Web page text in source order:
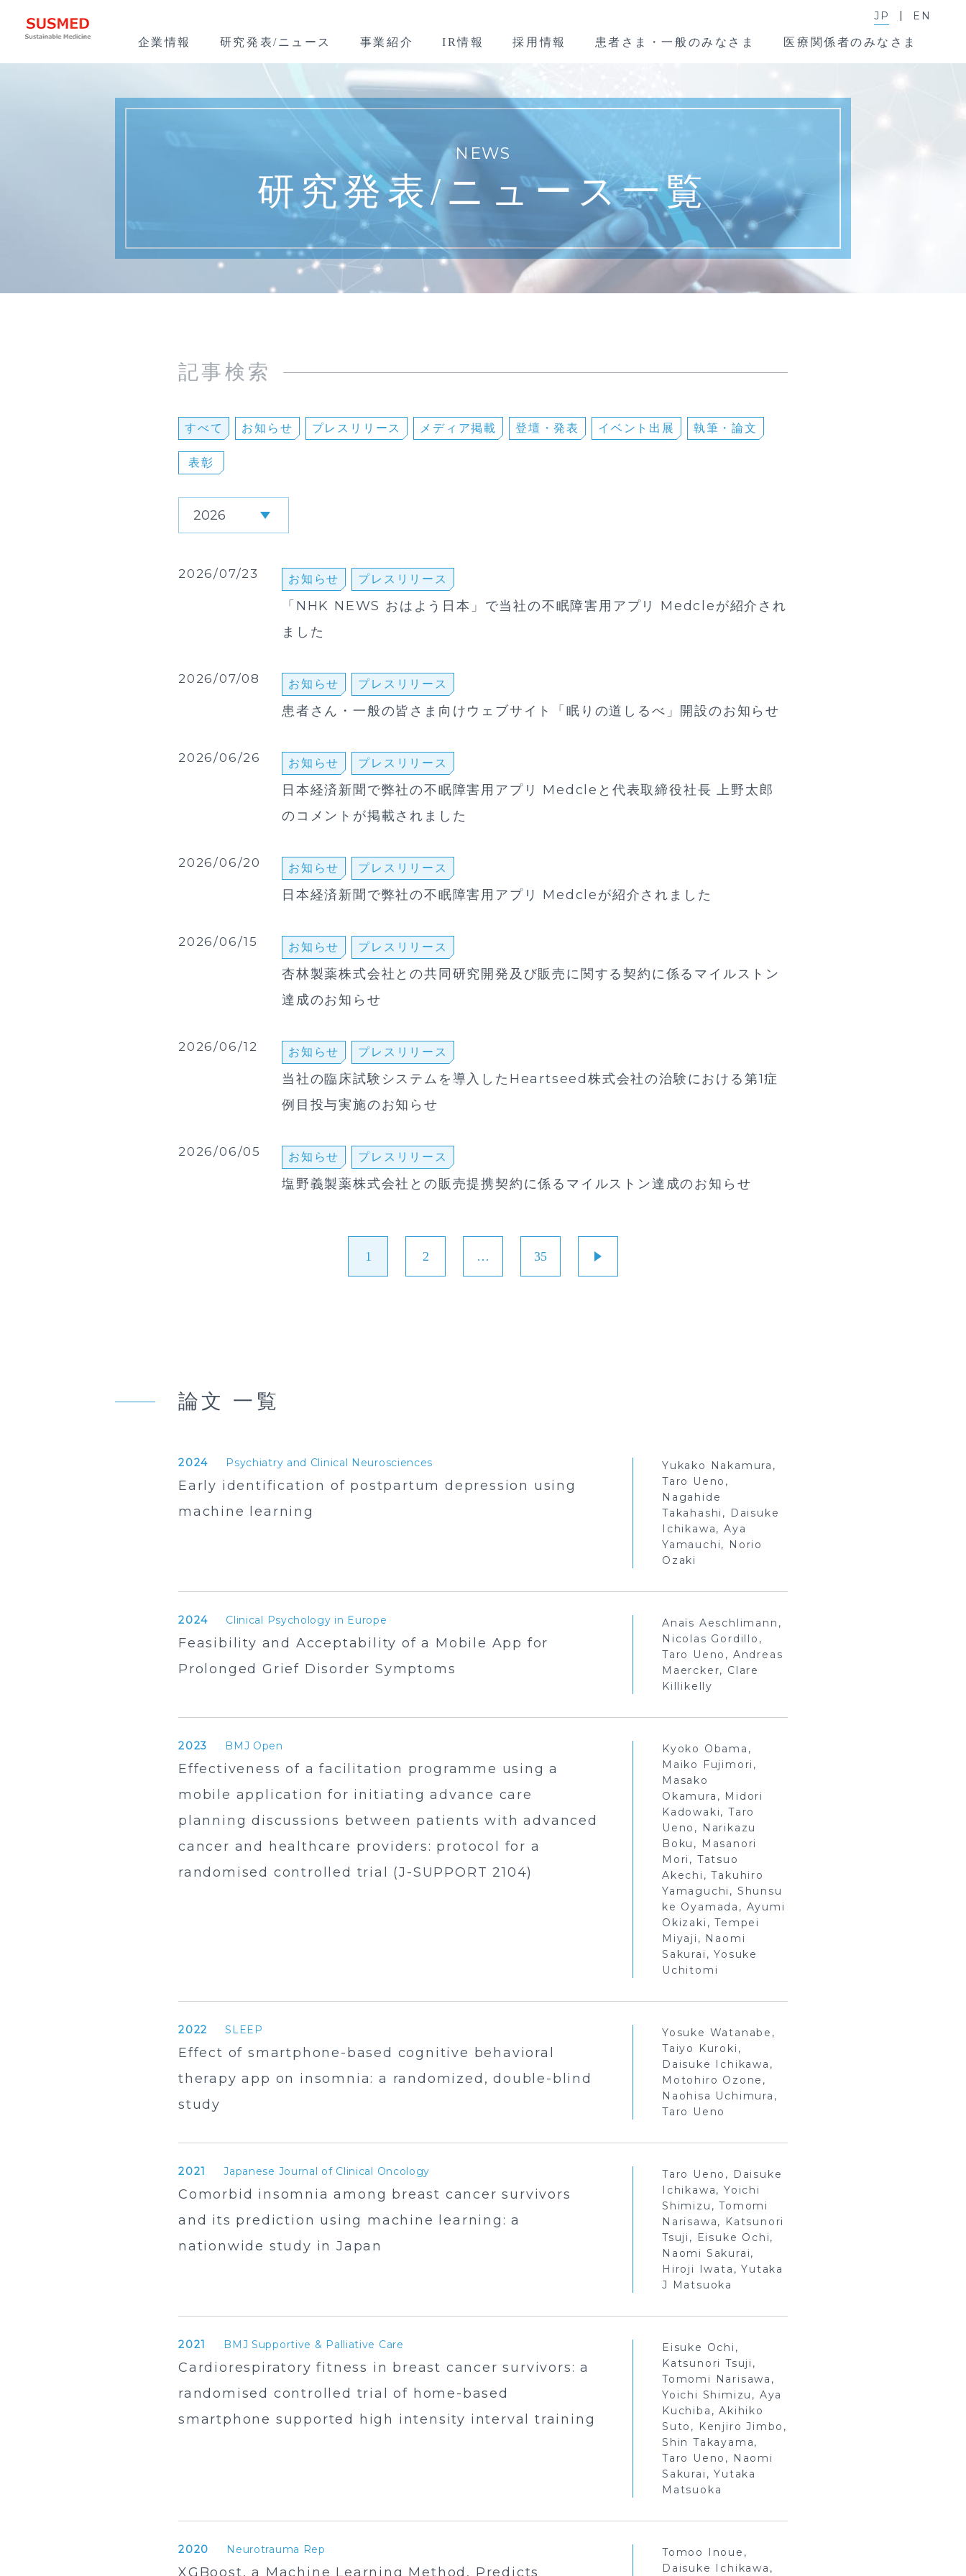
JP EN
企業情報 研究発表/ニュース 事業紹介 IR情報 採用情報 患者さま・一般のみなさま 医療関係者のみなさま
NEWS
研究発表/ニュース一覧
記事検索
すべて お知らせ プレスリリース メディア掲載 登壇・発表 イベント出展 執筆・論⽂
表彰
2026/07/23 お知らせ プレスリリース
「NHK NEWS おはよう日本」で当社の不眠障害用アプリ Medcleが紹介され
ました
2026/07/08 お知らせ プレスリリース
患者さん・一般の皆さま向けウェブサイト「眠りの道しるべ」開設のお知らせ
2026/06/26 お知らせ プレスリリース
日本経済新聞で弊社の不眠障害用アプリ Medcleと代表取締役社長 上野太郎
のコメントが掲載されました
2026/06/20 お知らせ プレスリリース
日本経済新聞で弊社の不眠障害用アプリ Medcleが紹介されました
2026/06/15 お知らせ プレスリリース
杏林製薬株式会社との共同研究開発及び販売に関する契約に係るマイルストン
達成のお知らせ
2026/06/12 お知らせ プレスリリース
当社の臨床試験システムを導入したHeartseed株式会社の治験における第1症
例目投与実施のお知らせ
2026/06/05 お知らせ プレスリリース
塩野義製薬株式会社との販売提携契約に係るマイルストン達成のお知らせ
1 2 … 35
論文 一覧
2024 Psychiatry and Clinical Neurosciences
Early identification of postpartum depression using
machine learning
Yukako Nakamura,
Taro Ueno,
Nagahide
Takahashi, Daisuke
Ichikawa, Aya
Yamauchi, Norio
Ozaki
2024 Clinical Psychology in Europe
Feasibility and Acceptability of a Mobile App for
Prolonged Grief Disorder Symptoms
Anaïs Aeschlimann,
Nicolas Gordillo,
Taro Ueno, Andreas
Maercker, Clare
Killikelly
2023 BMJ Open
Effectiveness of a facilitation programme using a
mobile application for initiating advance care
planning discussions between patients with advanced
cancer and healthcare providers: protocol for a
randomised controlled trial (J-SUPPORT 2104)
Kyoko Obama,
Maiko Fujimori,
Masako
Okamura, Midori
Kadowaki, Taro
Ueno, Narikazu
Boku, Masanori
Mori, Tatsuo
Akechi, Takuhiro
Yamaguchi, Shunsu
ke Oyamada, Ayumi
Okizaki, Tempei
Miyaji, Naomi
Sakurai, Yosuke
Uchitomi
2022 SLEEP
Effect of smartphone-based cognitive behavioral
therapy app on insomnia: a randomized, double-blind
study
Yosuke Watanabe,
Taiyo Kuroki,
Daisuke Ichikawa,
Motohiro Ozone,
Naohisa Uchimura,
Taro Ueno
2021 Japanese Journal of Clinical Oncology
Comorbid insomnia among breast cancer survivors
and its prediction using machine learning: a
nationwide study in Japan
Taro Ueno, Daisuke
Ichikawa, Yoichi
Shimizu, Tomomi
Narisawa, Katsunori
Tsuji, Eisuke Ochi,
Naomi Sakurai,
Hiroji Iwata, Yutaka
J Matsuoka
2021 BMJ Supportive & Palliative Care
Cardiorespiratory fitness in breast cancer survivors: a
randomised controlled trial of home-based
smartphone supported high intensity interval training
Eisuke Ochi,
Katsunori Tsuji,
Tomomi Narisawa,
Yoichi Shimizu, Aya
Kuchiba, Akihiko
Suto, Kenjiro Jimbo,
Shin Takayama,
Taro Ueno, Naomi
Sakurai, Yutaka
Matsuoka
2020 Neurotrauma Rep
XGBoost, a Machine Learning Method, Predicts
Tomoo Inoue,
Daisuke Ichikawa,